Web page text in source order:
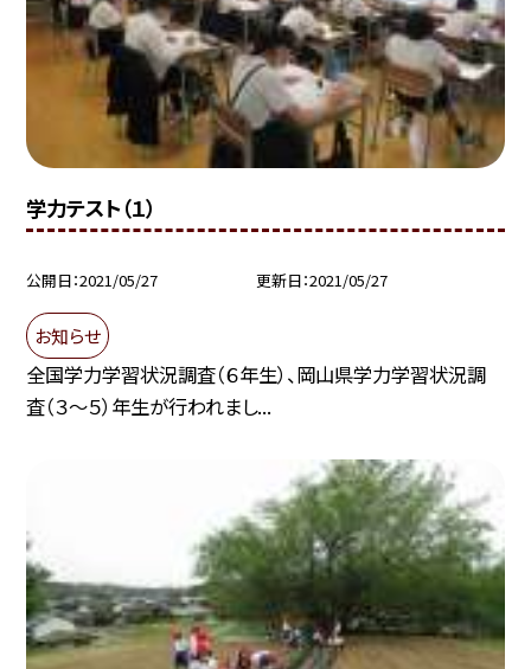
学力テスト（１）
公開日 2021/05/27 更新日 2021/05/27
お知らせ
全国学力学習状況調査（６年生）、岡山県学力学習状況調
査（３〜５）年生が行われまし...